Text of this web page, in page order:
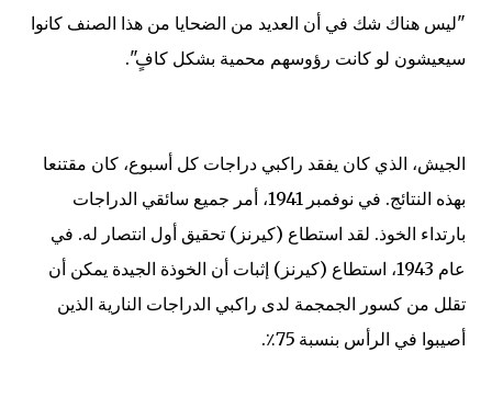
"ليس هناك شك في أن العديد من الضحايا من هذا الصنف كانوا
سيعيشون لو كانت رؤوسهم محمية بشكل كافٍ".
الجيش، الذي كان يفقد راكبي دراجات كل أسبوع، كان مقتنعا
بهذه النتائج. في نوفمبر 1941، أمر جميع سائقي الدراجات
بارتداء الخوذ. لقد استطاع (كيرنز) تحقيق أول انتصار له. في
عام 1943، استطاع (كيرنز) إثبات أن الخوذة الجيدة يمكن أن
تقلل من كسور الجمجمة لدى راكبي الدراجات النارية الذين
أصيبوا في الرأس بنسبة 75٪.